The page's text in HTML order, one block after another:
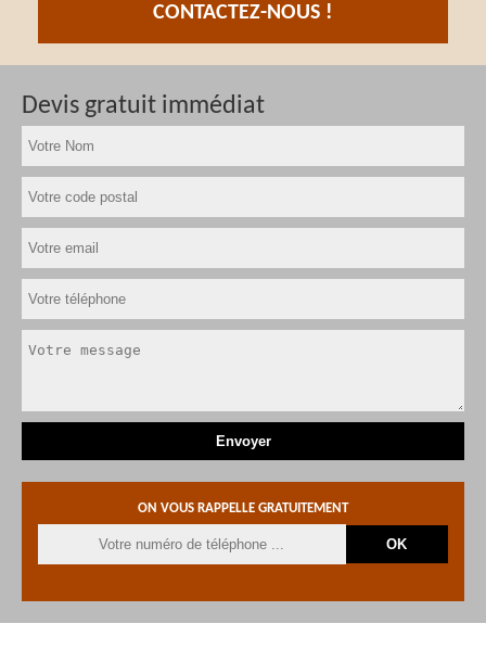
CONTACTEZ-NOUS !
Devis gratuit immédiat
ON VOUS RAPPELLE GRATUITEMENT